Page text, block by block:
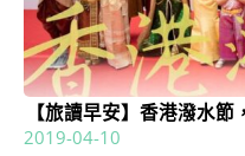
【旅讀早安】香港潑水
2019-04-10